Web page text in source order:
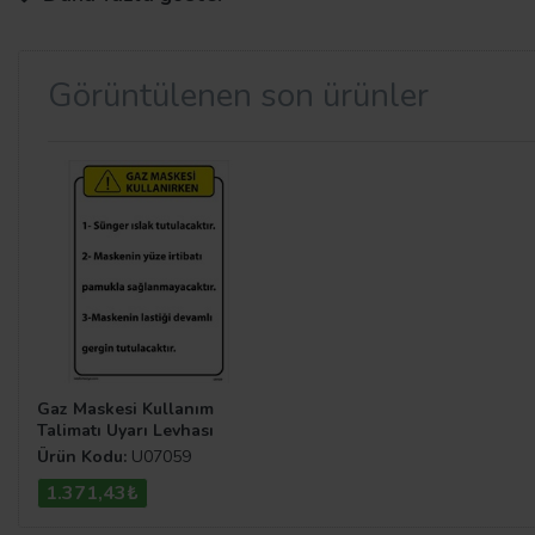
tipi; 0.7 mm galvaniz, 3 mm foreks ve etiket olmak
Talimat Levhaları
levhalarıve uyarilevhalari.com sitemizdeki diğer
Görüntülenen son ürünler
Gaz Maskesi Kullanım
Talimatı Uyarı Levhası
Ürün Kodu: U07059
1.371,43₺